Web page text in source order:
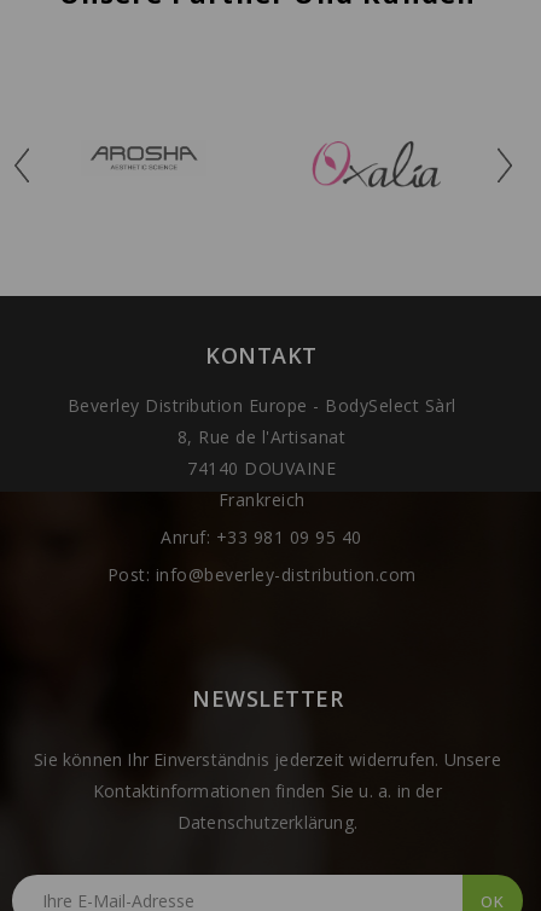
KONTAKT
Beverley Distribution Europe - BodySelect Sàrl
8, Rue de l'Artisanat
74140 DOUVAINE
Frankreich
Anruf: +33 981 09 95 40
Post: info@beverley-distribution.com
NEWSLETTER
Sie können Ihr Einverständnis jederzeit widerrufen. Unsere
Kontaktinformationen finden Sie u. a. in der
Datenschutzerklärung.